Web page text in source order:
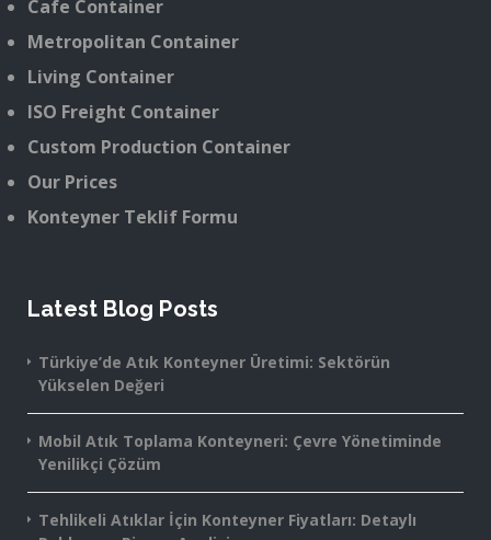
Cafe Container
Metropolitan Container
Living Container
ISO Freight Container
Custom Production Container
Our Prices
Konteyner Teklif Formu
Latest Blog Posts
Türkiye’de Atık Konteyner Üretimi: Sektörün
Yükselen Değeri
Mobil Atık Toplama Konteyneri: Çevre Yönetiminde
Yenilikçi Çözüm
Tehlikeli Atıklar İçin Konteyner Fiyatları: Detaylı